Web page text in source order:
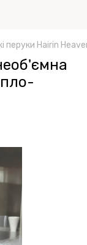
перуки Hairin